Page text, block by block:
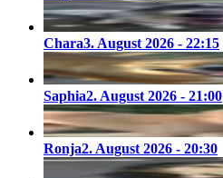
Chara3. August 2026 - 22:15
Saphia2. August 2026 - 21:00
Ronja2. August 2026 - 20:30